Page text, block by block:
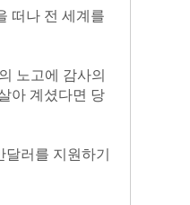
떠나 전 세계를
노고에 감사의
아 계셨다면 당
달러를 지원하기